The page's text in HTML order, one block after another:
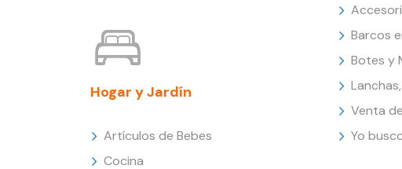
Hogar y Jardín
Artículos de Bebes
Cocina
Barcos
Botes y
Venta
Yo